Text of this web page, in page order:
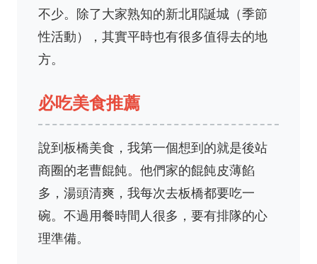
不少。除了大家熟知的新北耶誕城（季節
性活動），其實平時也有很多值得去的地
方。
必吃美食推薦
說到板橋美食，我第一個想到的就是後站
商圈的老曹餛飩。他們家的餛飩皮薄餡
多，湯頭清爽，我每次去板橋都要吃一
碗。不過用餐時間人很多，要有排隊的心
理準備。